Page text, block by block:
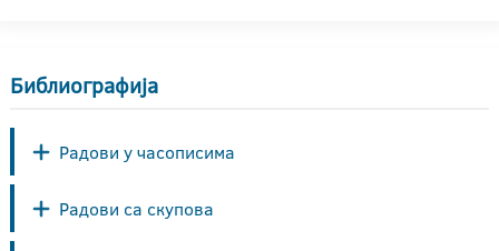
Библиографија
Радови у часописима
Радови са скупова